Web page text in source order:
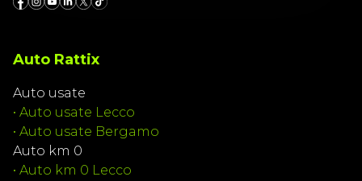
Auto Rattix
Auto usate
• Auto usate Lecco
• Auto usate Bergamo
Auto km 0
• Auto km 0 Lecco